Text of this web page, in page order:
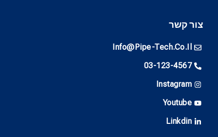
צור קשר
Info@pipe-Tech.co.il
03-123-4567
Instagram
Youtube
Linkdin